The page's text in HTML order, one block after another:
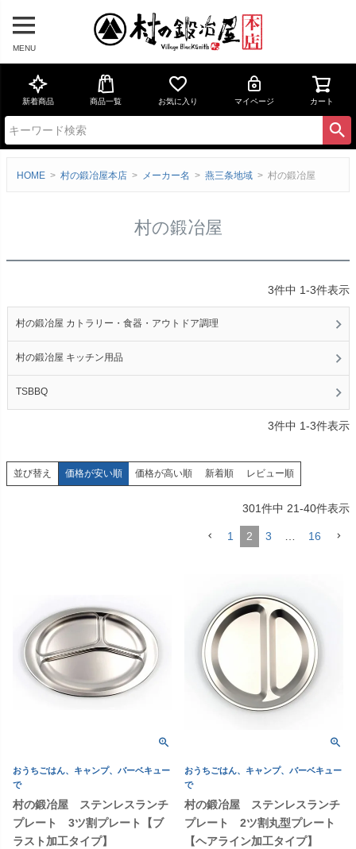
MENU
新着商品 商品一覧 お気に入り マイページ カート
HOME 村の鍛冶屋本店 メーカー名 燕三条地域 村の鍛冶屋
村の鍛冶屋
3件中 1-3件表示
村の鍛冶屋 カトラリー・食器・アウトドア調理
村の鍛冶屋 キッチン用品
TSBBQ
3件中 1-3件表示
並び替え 価格が安い順 価格が高い順 新着順 レビュー順
301件中 21-40件表示
1 2 3 16
おうちごはん、キャンプ、バーベキュー
で
村の鍛冶屋 ステンレスランチ
プレート 3ツ割プレート【ブ
ラスト加工タイプ】
おうちごはん、キャンプ、バーベキュー
で
村の鍛冶屋 ステンレスランチ
プレート 2ツ割丸型プレート
【ヘアライン加工タイプ】